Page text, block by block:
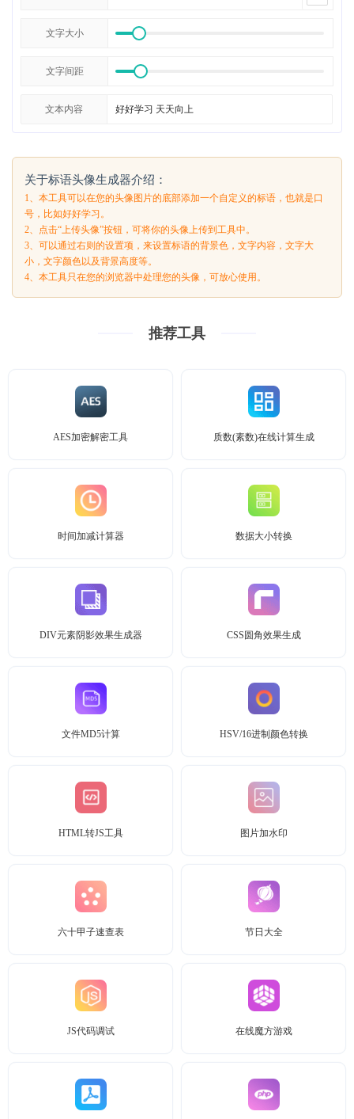
文字大小
文字间距
文本内容
关于标语头像生成器介绍：
1、本工具可以在您的头像图片的底部添加一个自定义的标语，也就是口
号，比如好好学习。
2、点击“上传头像”按钮，可将你的头像上传到工具中。
3、可以通过右则的设置项，来设置标语的背景色，文字内容，文字大
小，文字颜色以及背景高度等。
4、本工具只在您的浏览器中处理您的头像，可放心使用。
推荐工具
AES加密解密工具 质数(素数)在线计算生成
时间加减计算器 数据大小转换
DIV元素阴影效果生成器 CSS圆角效果生成
文件MD5计算 HSV/16进制颜色转换
HTML转JS工具 图片加水印
六十甲子速查表 节日大全
JS代码调试 在线魔方游戏